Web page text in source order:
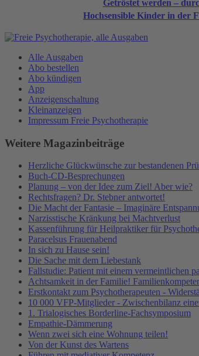
Getröstet werden –
Hochsensible Kinder in der
Alle Ausgaben
Abo bestellen
Abo kündigen
App
Anzeigenschaltung
Kleinanzeigen
Impressum Freie Psychotherapie
Weitere Magazinbeiträge
Herzliche Glückwünsche zur bestandenen
Buch-CD-Besprechungen
Planung – von der Idee zum Ziel! Aber wie?
Rechtsfragen? Dr. Stebner antwortet!
Die Macht der Fantasie – Imaginäre
Narzisstische Kränkung bei Machtverlust
Kassenführung für Heilpraktiker für
Paracelsus Frauenabend
In sich zu Hause sein!
Die Sache mit dem Liebestank
Fallstudie: Patient mit einem vermeintlichen
Achtsamkeit in der Familie!
Erstkontakt zum Psychotherapeuten -
10 000 VFP-Mitglieder - Zwischenbilanz
1. Trialogisches Borderline-Fachsymposium
Empathie-Dämmerung
Wenn zwei sich eine Wohnung teilen!
Von der Kunst des Wartens